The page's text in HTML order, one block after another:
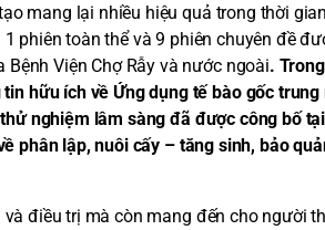
mang lại nhiều hiệu quả trong thời
phiên toàn thể và 9 phiên chuyên đề
Viện Chợ Rẫy và nước ngoài.
hữu ích về Ứng dụng tế bào gốc trung
nghiệm lâm sàng đã được công bố
phân lập, nuôi cấy – tăng sinh, bảo
điều trị mà còn mang đến cho người